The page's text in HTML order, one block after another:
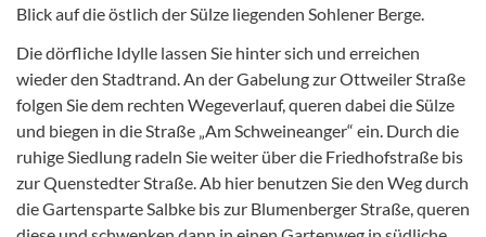
Blick auf die östlich der Sülze liegenden Sohlener Berge.
Die dörfliche Idylle lassen Sie hinter sich und erreichen
wieder den Stadtrand. An der Gabelung zur Ottweiler Straße
folgen Sie dem rechten Wegeverlauf, queren dabei die Sülze
und biegen in die Straße „Am Schweineanger“ ein. Durch die
ruhige Siedlung radeln Sie weiter über die Friedhofstraße bis
zur Quenstedter Straße. Ab hier benutzen Sie den Weg durch
die Gartensparte Salbke bis zur Blumenberger Straße, queren